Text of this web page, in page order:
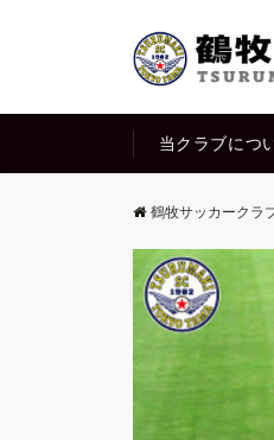
当クラブにつ
鶴牧サッカークラ